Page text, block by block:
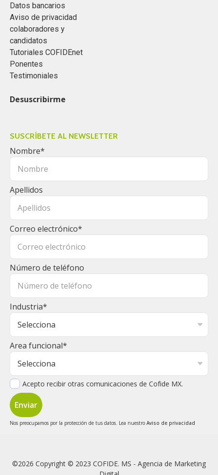
Datos bancarios
Aviso de privacidad
colaboradores y
candidatos
Tutoriales COFIDEnet
Ponentes
Testimoniales
Desuscribirme
SUSCRÍBETE AL NEWSLETTER
Nombre*
Apellidos
Correo electrónico*
Número de teléfono
Industria*
Area funcional*
Acepto recibir otras comunicaciones de Cofide MX.
Nos preocupamos por la protección de tus datos. Lea nuestro Aviso de privacidad
©2026 Copyright © 2023 COFIDE. MS - Agencia de Marketing